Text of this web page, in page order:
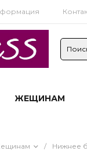
ЖЕЩИНАМ
/ Нижнее